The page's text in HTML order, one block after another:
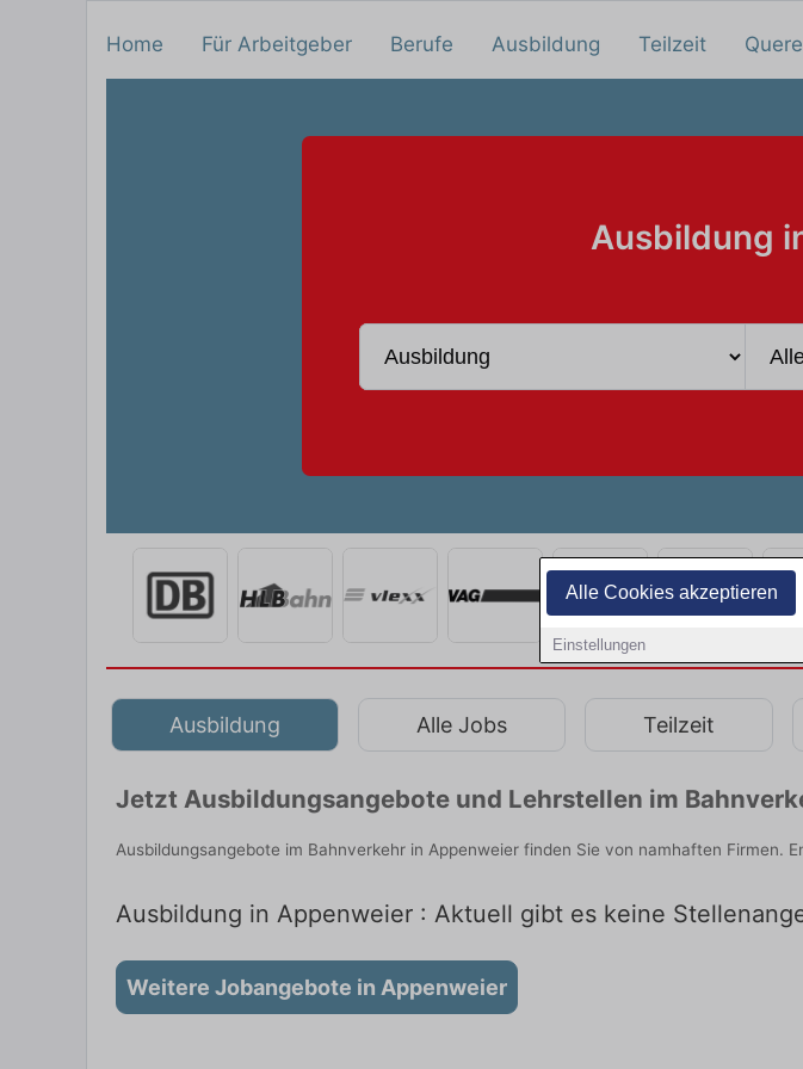
Alle Cookies akzeptieren
Einstellungen
Home Für Arbeitgeber Berufe Ausbildung Teilzeit
Ausbildung
Ausbildung Alle Jobs Teilzeit
Jetzt Ausbildungsangebote und Lehrstellen im
Ausbildungsangebote im Bahnverkehr in Appenweier finden Sie von namhaften
Ausbildung in Appenweier : Aktuell gibt es keine
Weitere Jobangebote in Appenweier